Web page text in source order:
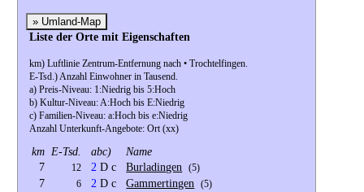
» Umland-Map
Liste der Orte mit Eigenschaften
km) Luftlinie Zentrum-Entfernung nach • Trochtelfingen.
E-Tsd.) Anzahl Einwohner in Tausend.
a) Preis-Niveau: 1:Niedrig bis 5:Hoch
b) Kultur-Niveau: A:Hoch bis E:Niedrig
c) Familien-Niveau: a:Hoch bis e:Niedrig
Anzahl Unterkunft-Angebote: Ort (xx)
km E-Tsd. abc)
Name
7
12 2 D c Burladingen (5)
7 6 2 D c Gammertingen (5)